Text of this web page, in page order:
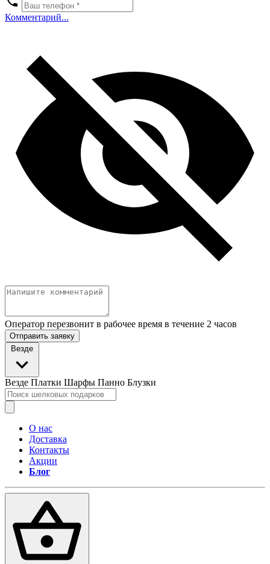
Комментарий...
Оператор перезвонит в рабочее время в течение 2 часов
Отправить заявку
Везде
Везде Платки Шарфы Панно Блузки
О нас
Доставка
Контакты
Акции
Блог